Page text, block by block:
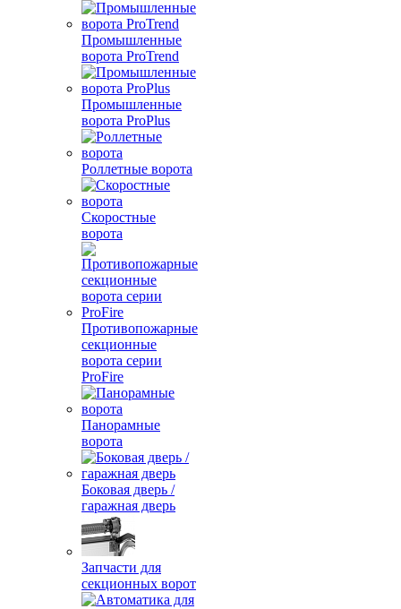
Промышленные
ворота ProTrend
Промышленные
ворота ProPlus
Роллетные ворота
Скоростные
ворота
Противопожарные
секционные
ворота серии
ProFire
Панорамные
ворота
Боковая дверь /
гаражная дверь
Запчасти для
секционных ворот